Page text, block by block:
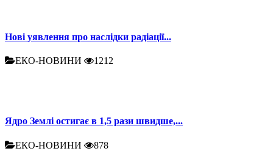
Нові уявлення про наслідки радіації...
ЕКО-НОВИНИ 1212
Ядро Землі остигає в 1,5 рази швидше,...
ЕКО-НОВИНИ 878